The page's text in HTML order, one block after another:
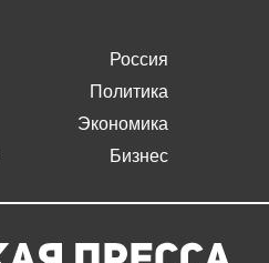
Россия
Политика
Экономика
Бизнес